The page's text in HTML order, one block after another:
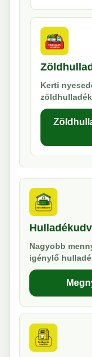
Kerti
Nagyobb
igénylő